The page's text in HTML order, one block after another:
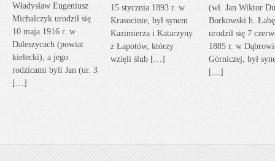
Władysław Eugeniusz
Michalczyk urodził się
10 maja 1916 r. w
Daleszycach (powiat
kielecki), a jego
rodzicami byli Jan (ur. 3
[…]
15 stycznia 1893 r. w
Krasocinie, był synem
Kazimierza i Katarzyny
z Łapotów, którzy
wzięli ślub […]
(wł. Jan Wiktor
Borkowski h.
urodził się 7
1885 r. w
Górniczej, był
[…]